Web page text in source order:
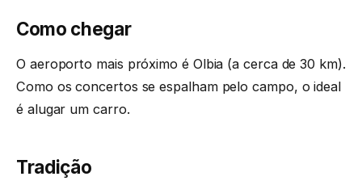
Como chegar
O aeroporto mais próximo é Olbia (a cerca de 30 km).
Como os concertos se espalham pelo campo, o ideal
é alugar um carro.
Tradição